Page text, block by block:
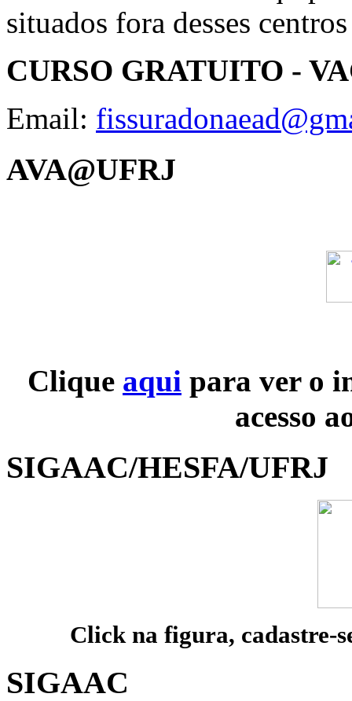
situados fora desses
CURSO GRATUITO -
Email:
AVA@UFRJ
Clique aqui para ver o
acesso
SIGAAC/HESFA/UFRJ
Click na figura, cadastre-
SIGAAC